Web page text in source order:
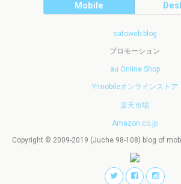
Mobile
satoweb-blog
プロモーション
au Online Shop
Y!mobileオンラインストア
楽天市場
Amazon.co.jp
Copyright © 2009-2019 (Juche 98-108) blog of